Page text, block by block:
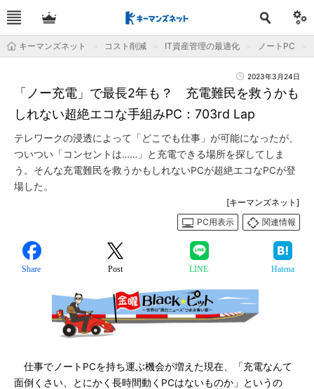
キーマンズネット コスト削減 IT資産管理の最適化 ノートPC
2023年3月24日
「ノー充電」で最長2年も？ 充電難民を救うかも
しれない超絶エコな手組みPC：703rd Lap
テレワークの浸透によって「どこでも仕事」が可能になったが、
ついつい「コンセントは……」と充電できる場所を探してしま
う。そんな充電難民を救うかもしれないPCが超絶エコなPCが登
場した。
[キーマンズネット]
PC用表示
関連情報
Share Post LINE Hatena
仕事でノートPCを持ち運ぶ機会が増えた現在、「充電なんて
面倒くさい、とにかく長時間動くPCはないものか」というの